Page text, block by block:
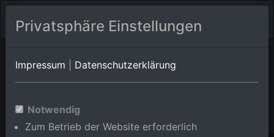
Orts-Album von Hemsbach
Württemberg,Deutschland
Im Shop bestellen
Privatsphäre Einstellungen
Impressum Datenschutzerklärung
Notwendig
Zum Betrieb der Website erforderlich